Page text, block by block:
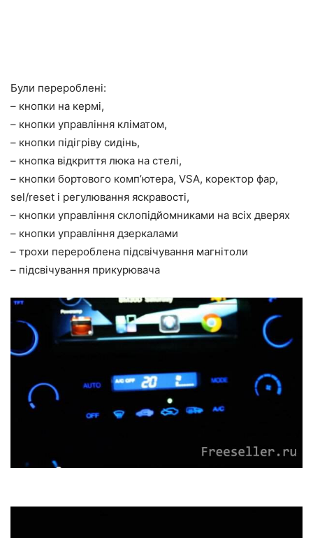
Були перероблені:
– кнопки на кермі,
– кнопки управління кліматом,
– кнопки підігріву сидінь,
– кнопка відкриття люка на стелі,
– кнопки бортового комп’ютера, VSA, коректор фар,
sel/reset і регулювання яскравості,
– кнопки управління склопідйомниками на всіх дверях
– кнопки управління дзеркалами
– трохи перероблена підсвічування магнітоли
– підсвічування прикурювача